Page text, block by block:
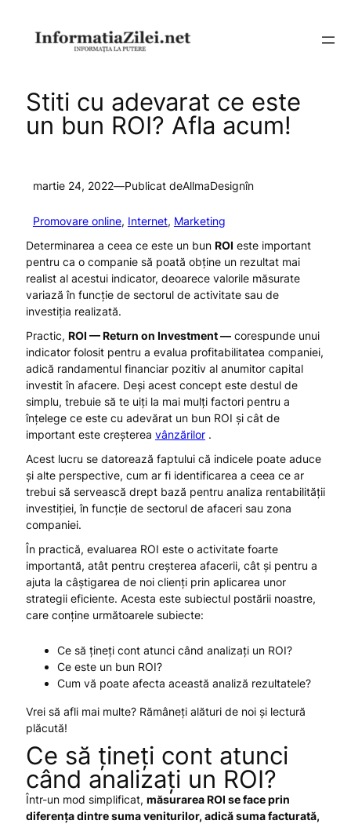
conținut
Stiti cu adevarat ce este
un bun ROI? Afla acum!
martie 24, 2022—Publicat deAllmaDesignîn
Promovare online, Internet, Marketing
Determinarea a ceea ce este un bun ROI este important
pentru ca o companie să poată obține un rezultat mai
realist al acestui indicator, deoarece valorile măsurate
variază în funcție de sectorul de activitate sau de
investiția realizată.
Practic, ROI — Return on Investment —corespunde unui
indicator folosit pentru a evalua profitabilitatea companiei,
adică randamentul financiar pozitiv al anumitor capital
investit în afacere. Deși acest concept este destul de
simplu, trebuie să te uiți la mai mulți factori pentru a
înțelege ce este cu adevărat un bun ROI și cât de
important este creșterea vânzărilor.
Acest lucru se datorează faptului că indicele poate aduce
și alte perspective, cum ar fi identificarea a ceea ce ar
trebui să servească drept bază pentru analiza rentabilității
investiției, în funcție de sectorul de afaceri sau zona
companiei.
În practică, evaluarea ROI este o activitate foarte
importantă, atât pentru creșterea afacerii, cât și pentru a
ajuta la câștigarea de noi clienți prin aplicarea unor
strategii eficiente. Acesta este subiectul postării noastre,
care conține următoarele subiecte:
Ce să țineți cont atunci când analizați un ROI?
Ce este un bun ROI?
Cum vă poate afecta această analiză rezultatele?
Vrei să afli mai multe? Rămâneți alături de noi și lectură
plăcută!
Ce să țineți cont atunci
când analizați un ROI?
Într-un mod simplificat, măsurareaROI se face prin
diferența dintre suma veniturilor, adică suma facturată,